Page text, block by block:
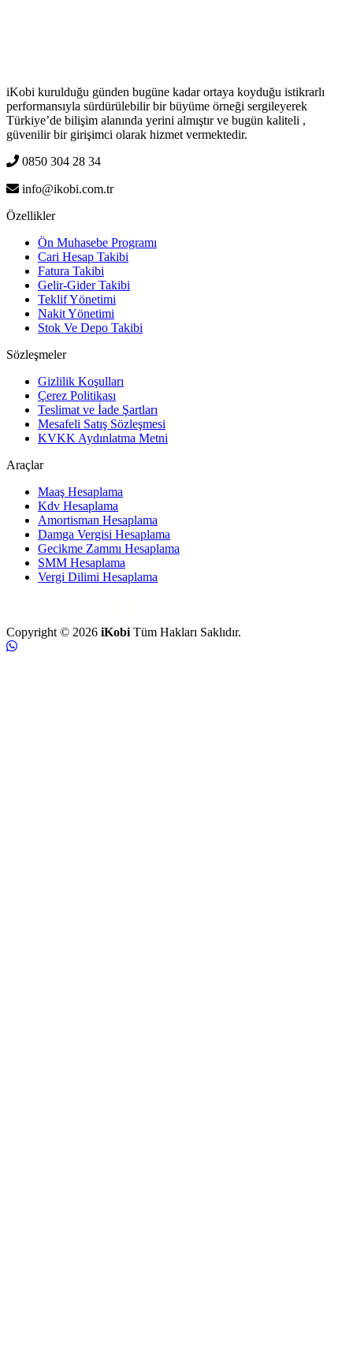
iKobi kurulduğu günden bugüne kadar ortaya koyduğu istikrarlı
performansıyla sürdürülebilir bir büyüme örneği sergileyerek
Türkiye’de bilişim alanında yerini almıştır ve bugün kaliteli ,
güvenilir bir girişimci olarak hizmet vermektedir.
0850 304 28 34
info@ikobi.com.tr
Özellikler
Ön Muhasebe Programı
Cari Hesap Takibi
Fatura Takibi
Gelir-Gider Takibi
Teklif Yönetimi
Nakit Yönetimi
Stok Ve Depo Takibi
Sözleşmeler
Gizlilik Koşulları
Çerez Politikası
Teslimat ve İade Şartları
Mesafeli Satış Sözleşmesi
KVKK Aydınlatma Metni
Araçlar
Maaş Hesaplama
Kdv Hesaplama
Amortisman Hesaplama
Damga Vergisi Hesaplama
Gecikme Zammı Hesaplama
SMM Hesaplama
Vergi Dilimi Hesaplama
Copyright © 2026 iKobi Tüm Hakları Saklıdır.